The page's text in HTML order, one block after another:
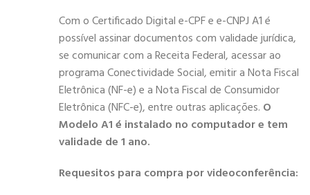
Com o Certificado Digital e-CPF e e-CNPJ A1 é
possível assinar documentos com validade jurídica,
se comunicar com a Receita Federal, acessar ao
programa Conectividade Social, emitir a Nota Fiscal
Eletrônica (NF-e) e a Nota Fiscal de Consumidor
Eletrônica (NFC-e), entre outras aplicações. O
Modelo A1 é instalado no computador e tem
validade de 1 ano.
Requesitos para compra por videoconferência: